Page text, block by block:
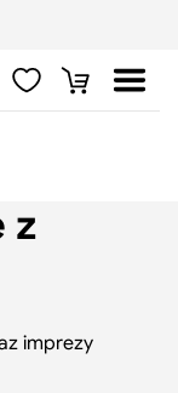
UlubioneKoszyk
z
imprezy